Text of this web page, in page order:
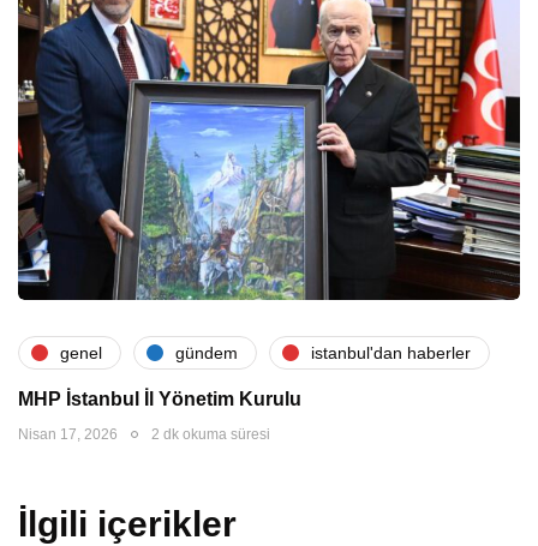
genel gündem i̇stanbul'dan haberler
MHP İstanbul İl Yönetim Kurulu
Nisan 17, 2026 2 dk okuma süresi
İlgili içerikler